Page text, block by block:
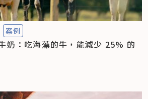
案例
奶：吃海藻的牛，能減少 25% 的